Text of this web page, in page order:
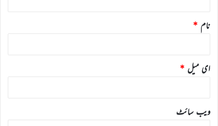
نام *
ای میل *
ویب‌ سائٹ